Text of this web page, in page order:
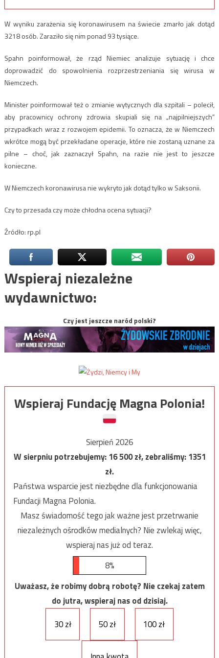
W wyniku zarażenia się koronawirusem na świecie zmarło jak dotąd
3218 osób. Zaraziło się nim ponad 93 tysiące.
Spahn poinformował, że rząd Niemiec analizuje sytuację i chce
doprowadzić do spowolnienia rozprzestrzeniania się wirusa w
Niemczech.
Minister poinformował też o zmianie wytycznych dla szpitali – polecił,
aby pracownicy ochrony zdrowia skupiali się na „najpilniejszych”
przypadkach wraz z rozwojem epidemii. To oznacza, że w Niemczech
wkrótce mogą być przekładane operacje, które nie zostaną uznane za
pilne – choć, jak zaznaczył Spahn, na razie nie jest to jeszcze
konieczne.
W Niemczech koronawirusa nie wykryto jak dotąd tylko w Saksonii.
Czy to przesada czy może chłodna ocena sytuacji?
Źródło: rp.pl
Wspieraj niezależne
wydawnictwo:
Czy jest jeszcze naród polski?
Wspieraj Fundację Magna Polonia!
Sierpień 2026
W sierpniu potrzebujemy:16 500zł, zebraliśmy:1351
zł.
Państwa wsparcie jest niezbędne dla funkcjonowania
Fundacji Magna Polonia.
Masz świadomość tego jak ważne jest przetrwanie
niezależnych ośrodków medialnych? Nie zwlekaj więc,
wspieraj nas już od teraz.
8%
Uważasz, że robimy dobrą robotę? Nie czekaj zatem
do jutra, wspieraj nas od dzisiaj.
30 zł
50 zł 100 zł